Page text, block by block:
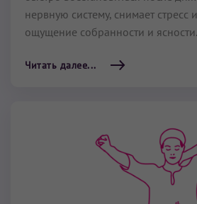
нервную систему, снимает стресс
ощущение собранности и ясности.
Читать далее...